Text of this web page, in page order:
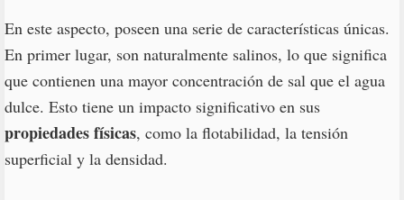
En este aspecto, poseen una serie de características únicas.
En primer lugar, son naturalmente salinos, lo que significa
que contienen una mayor concentración de sal que el agua
dulce. Esto tiene un impacto significativo en sus
propiedades físicas, como la flotabilidad, la tensión
superficial y la densidad.